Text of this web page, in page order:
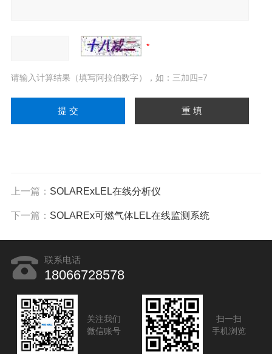
请输入计算结果（填写阿拉伯数字），如：三加四=7
上一篇： SOLARExLEL在线分析仪
下一篇： SOLAREx可燃气体LEL在线监测系统
联系电话
18066728578
关注我们
微信账号
扫一扫
手机浏览